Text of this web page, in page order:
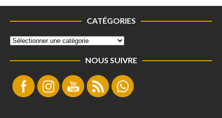
CATÉGORIES
NOUS SUIVRE